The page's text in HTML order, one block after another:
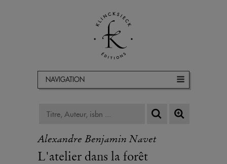
NAVIGATION
Alexandre Benjamin Navet
L'atelier dans la forêt